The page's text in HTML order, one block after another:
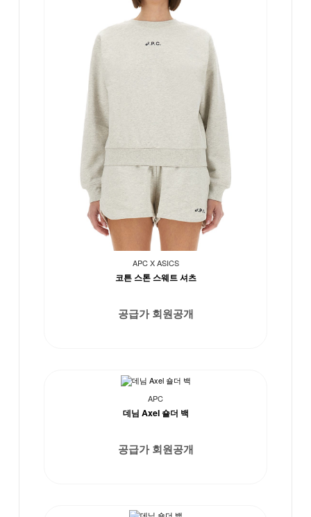
APC X ASICS
코튼 스톤 스웨트 셔츠
공급가 회원공개
APC
데님 Axel 숄더 백
공급가 회원공개